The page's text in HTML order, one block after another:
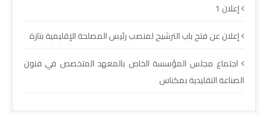
إعلان 1
إعلان عن فتح باب الترشيح لمنصب رئيس المصلحة الإقليمية بتازة
اجتماع مجلس المؤسسة الخاص بالمعهد المتخصص في فنون
الصناعة التقليدية بمكناس